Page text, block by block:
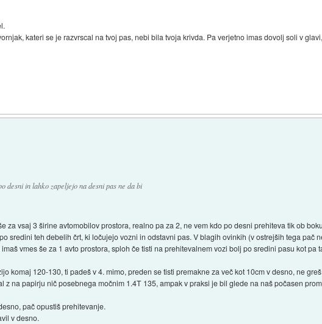
kateri se je razvrscal na tvoj pas, nebi bila tvoja krivda. Pa verjetno imas dovolj soli v
desni in lahko zapeljejo na desni pas ne da bi
za vsaj 3 širine avtomobilov prostora, realno pa za 2, ne vem kdo po desni prehiteva tik ob
sredini teh debelih črt, ki ločujejo vozni in odstavni pas. V blagih ovinkih (v ostrejših tega pač
vmes še za 1 avto prostora, sploh če tisti na prehitevalnem vozi bolj po sredini pasu kot pa
komaj 120-130, ti padeš v 4. mimo, preden se tisti premakne za več kot 10cm v desno, ne
z na papirju nič posebnega močnim 1.4T 135, ampak v praksi je bil glede na naš počasen
pač opustiš prehitevanje.
v desno.